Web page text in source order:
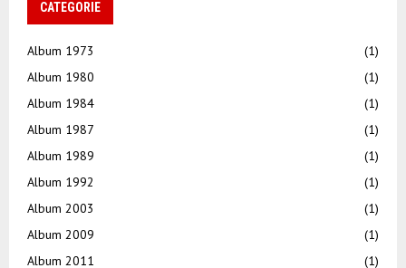
CATEGORIE
Album 1973
(1)
Album 1980
(1)
Album 1984
(1)
Album 1987
(1)
Album 1989
(1)
Album 1992
(1)
Album 2003
(1)
Album 2009
(1)
Album 2011
(1)